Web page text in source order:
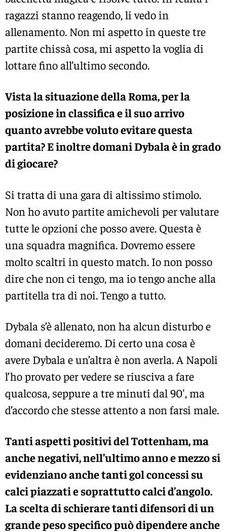
ragazzi stanno reagendo, li vedo in
allenamento. Non mi aspetto in queste tre
partite chissà cosa, mi aspetto la voglia di
lottare fino all’ultimo secondo.
Vista la situazione della Roma, per la
posizione in classifica e il suo arrivo
quanto avrebbe voluto evitare questa
partita? E inoltre domani Dybala è in grado
di giocare?
Si tratta di una gara di altissimo stimolo.
Non ho avuto partite amichevoli per valutare
tutte le opzioni che posso avere. Questa è
una squadra magnifica. Dovremo essere
molto scaltri in questo match. Io non posso
dire che non ci tengo, ma io tengo anche alla
partitella tra di noi. Tengo a tutto.
Dybala s’è allenato, non ha alcun disturbo e
domani decideremo. Di certo una cosa è
avere Dybala e un’altra è non averla. A Napoli
l’ho provato per vedere se riusciva a fare
qualcosa, seppure a tre minuti dal 90′, ma
d’accordo che stesse attento a non farsi male.
Tanti aspetti positivi del Tottenham, ma
anche negativi, nell’ultimo anno e mezzo si
evidenziano anche tanti gol concessi su
calci piazzati e soprattutto calci d’angolo.
La scelta di schierare tanti difensori di un
grande peso specifico può dipendere anche